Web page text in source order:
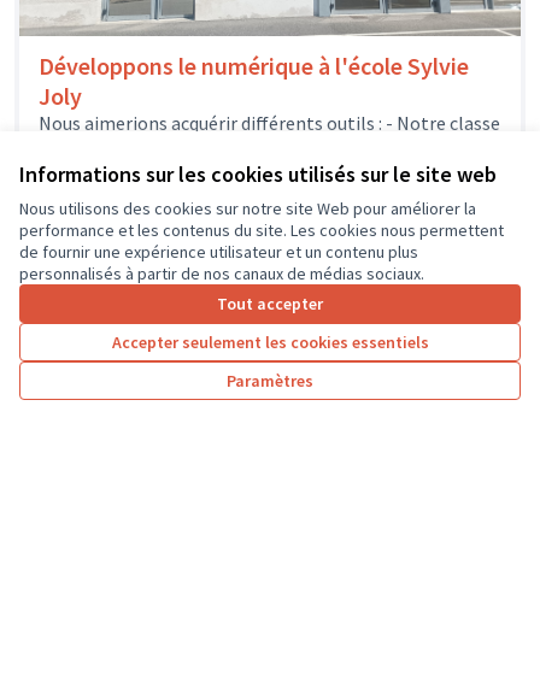
Informations sur les cookies utilisés sur le site web
Nous utilisons des cookies sur notre site Web pour améliorer la
performance et les contenus du site. Les cookies nous permettent
de fournir une expérience utilisateur et un contenu plus
personnalisés à partir de nos canaux de médias sociaux.
Tout accepter
Accepter seulement les cookies essentiels
Paramètres
Développons le numérique à l'école Sylvie
Joly
Nous aimerions acquérir différents outils : - Notre classe
ordinateurs portables, afin que les élèves...
Résultats par page : 25
3 … 7